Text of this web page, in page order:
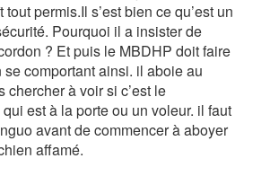
tout permis.Il s’est bien ce qu’est un
Pourquoi il a insister de
? Et puis le MBDHP doit faire
se comportant ainsi. il aboie au
chercher à voir si c’est le
est à la porte ou un voleur. il faut
avant de commencer à aboyer
affamé.